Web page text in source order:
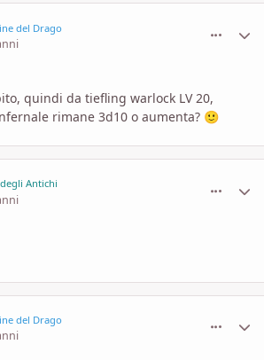
del Drago
quindi da tiefling warlock LV 20,
rimane 3d10 o aumenta? 🙂
Antichi
del Drago